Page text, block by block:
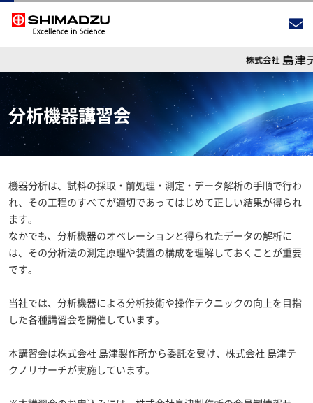
分析機器講習会
機器分析は、試料の採取・前処理・測定・データ解析の手順で行わ
れ、その工程のすべてが適切であってはじめて正しい結果が得られ
ます。
なかでも、分析機器のオペレーションと得られたデータの解析に
は、その分析法の測定原理や装置の構成を理解しておくことが重要
です。
当社では、分析機器による分析技術や操作テクニックの向上を目指
した各種講習会を開催しています。
本講習会は株式会社 島津製作所から委託を受け、株式会社 島津テ
クノリサーチが実施しています。